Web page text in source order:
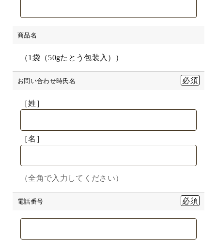
商品名
（1袋（50gたとう包装入））
お問い合わせ時氏名
［姓］
［名］
（全角で入力してください）
電話番号